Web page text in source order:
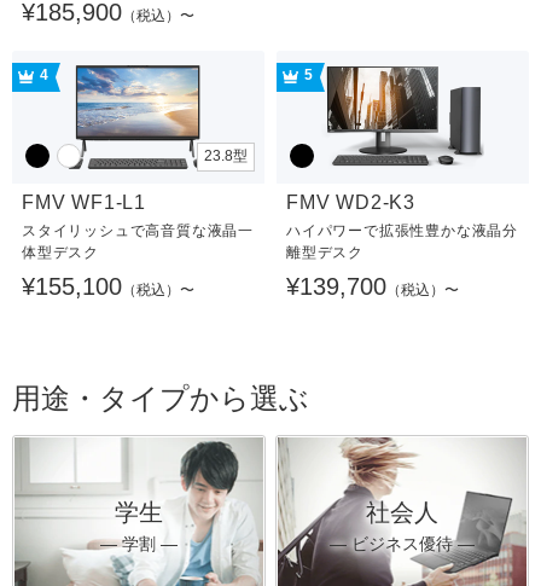
¥185,900 （税込）〜
4
23.8型
FMV WF1-L1
スタイリッシュで高音質な液晶一
体型デスク
¥155,100 （税込）〜
5
FMV WD2-K3
ハイパワーで拡張性豊かな液晶分
離型デスク
¥139,700 （税込）〜
用途・タイプから選ぶ
学生
― 学割 ―
社会人
― ビジネス優待 ―